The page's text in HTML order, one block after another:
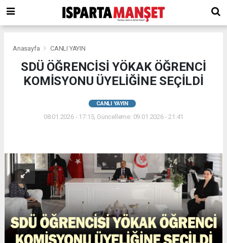
Anasayfa CANLI YAYIN
SDÜ ÖĞRENCİSİ YÖKAK ÖĞRENCİ
KOMİSYONU ÜYELİĞİNE SEÇİLDİ
CANLI YAYIN
08.01.2026 - 17:15, Güncelleme: 09.01.2026 - 21:41